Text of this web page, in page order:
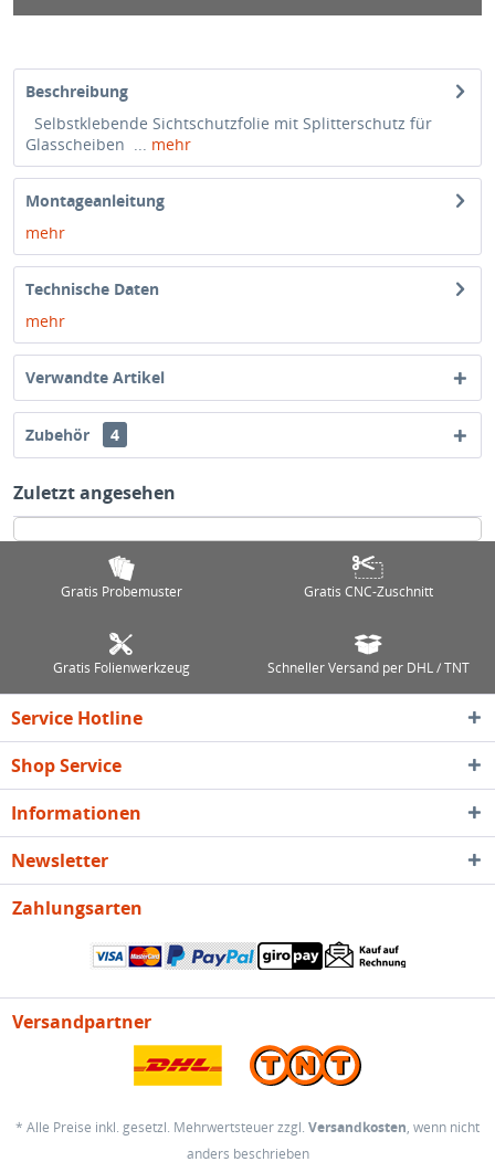
Beschreibung
Selbstklebende Sichtschutzfolie mit Splitterschutz für
Glasscheiben ... mehr
Montageanleitung
mehr
Technische Daten
mehr
Verwandte Artikel
Zubehör 4
Zuletzt angesehen
Gratis Probemuster Gratis CNC-Zuschnitt
Gratis Folienwerkzeug Schneller Versand per DHL / TNT
Service Hotline
Shop Service
Informationen
Newsletter
Zahlungsarten
Versandpartner
* Alle Preise inkl. gesetzl. Mehrwertsteuer zzgl. Versandkosten, wenn nicht
anders beschrieben